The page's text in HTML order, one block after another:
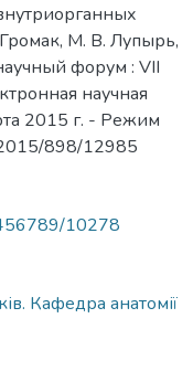
М. В. Лупырь,
форум : VII
научная
2015 г. - Режим
2015/898/12985
10278
Кафедра анатомії